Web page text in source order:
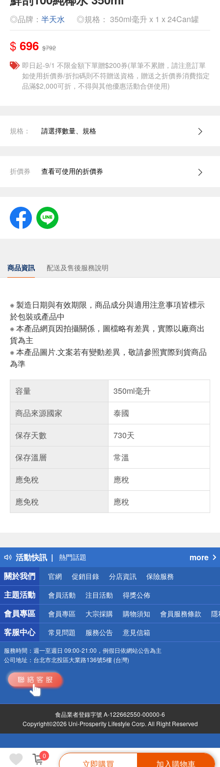
◎品牌： 半天水 ◎規格： 350ml毫升 x 1 x 24Can罐
$ 696 $792
即日起-9/1 不限金額下單贈$200券(單筆不累贈，請注意訂單
如使用折價券/折扣碼則不符贈送資格，贈送之折價券消費指定
品滿$2,000可折，不得與其他優惠活動合併使用)
0
立即購買 加入購物車
規格： 請選擇數量、規格
折價券 查看可使用的折價券
商品資訊 配送及售後服務說明
※ 製造日期與有效期限，商品成分與適用注意事項皆標示
於包裝或產品中
※ 本產品網頁因拍攝關係，圖檔略有差異，實際以廠商出
貨為主
※ 本產品圖片.文案若有變動差異，敬請參照實際到貨商品
為準
容量
350ml毫升
商品來源國家
泰國
保存天數
730天
保存溫層
常溫
應免稅
應稅
應免稅
應稅
活動快訊
得獎公告
熱門話題
銀行優惠
偏遠地區配送
詐騙網頁！請小心！
more
關於我們
官網 促銷目錄 分店資訊 保險服務
主題活動 會員活動 注目活動 得獎公佈
會員專區 會員專區 大宗採購 購物須知 會員服務條款 隱
客服中心 常見問題 服務公告 意見信箱
服務時間： 週一至週日 09:00-21:00，例假日依網站公告為主
公司地址： 台北市北投區大業路136號5樓 (台灣)
食品業者登錄字號 A-122662550-00000-6
Copyright©2026 Uni-Prosperity Lifestyle Corp. All Right Reserved